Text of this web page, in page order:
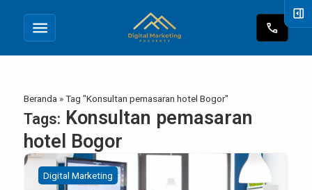
menu call
Beranda »Tag "Konsultan pemasaran hotel Bogor"
Tags: Konsultan pemasaran
hotel Bogor
Digital Marketing
right_panel_open